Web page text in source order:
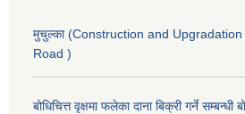
मुचुल्का (Construction and
Road )
बोधिचित्त वृक्षमा फलेका दाना बिक्री गर्ने